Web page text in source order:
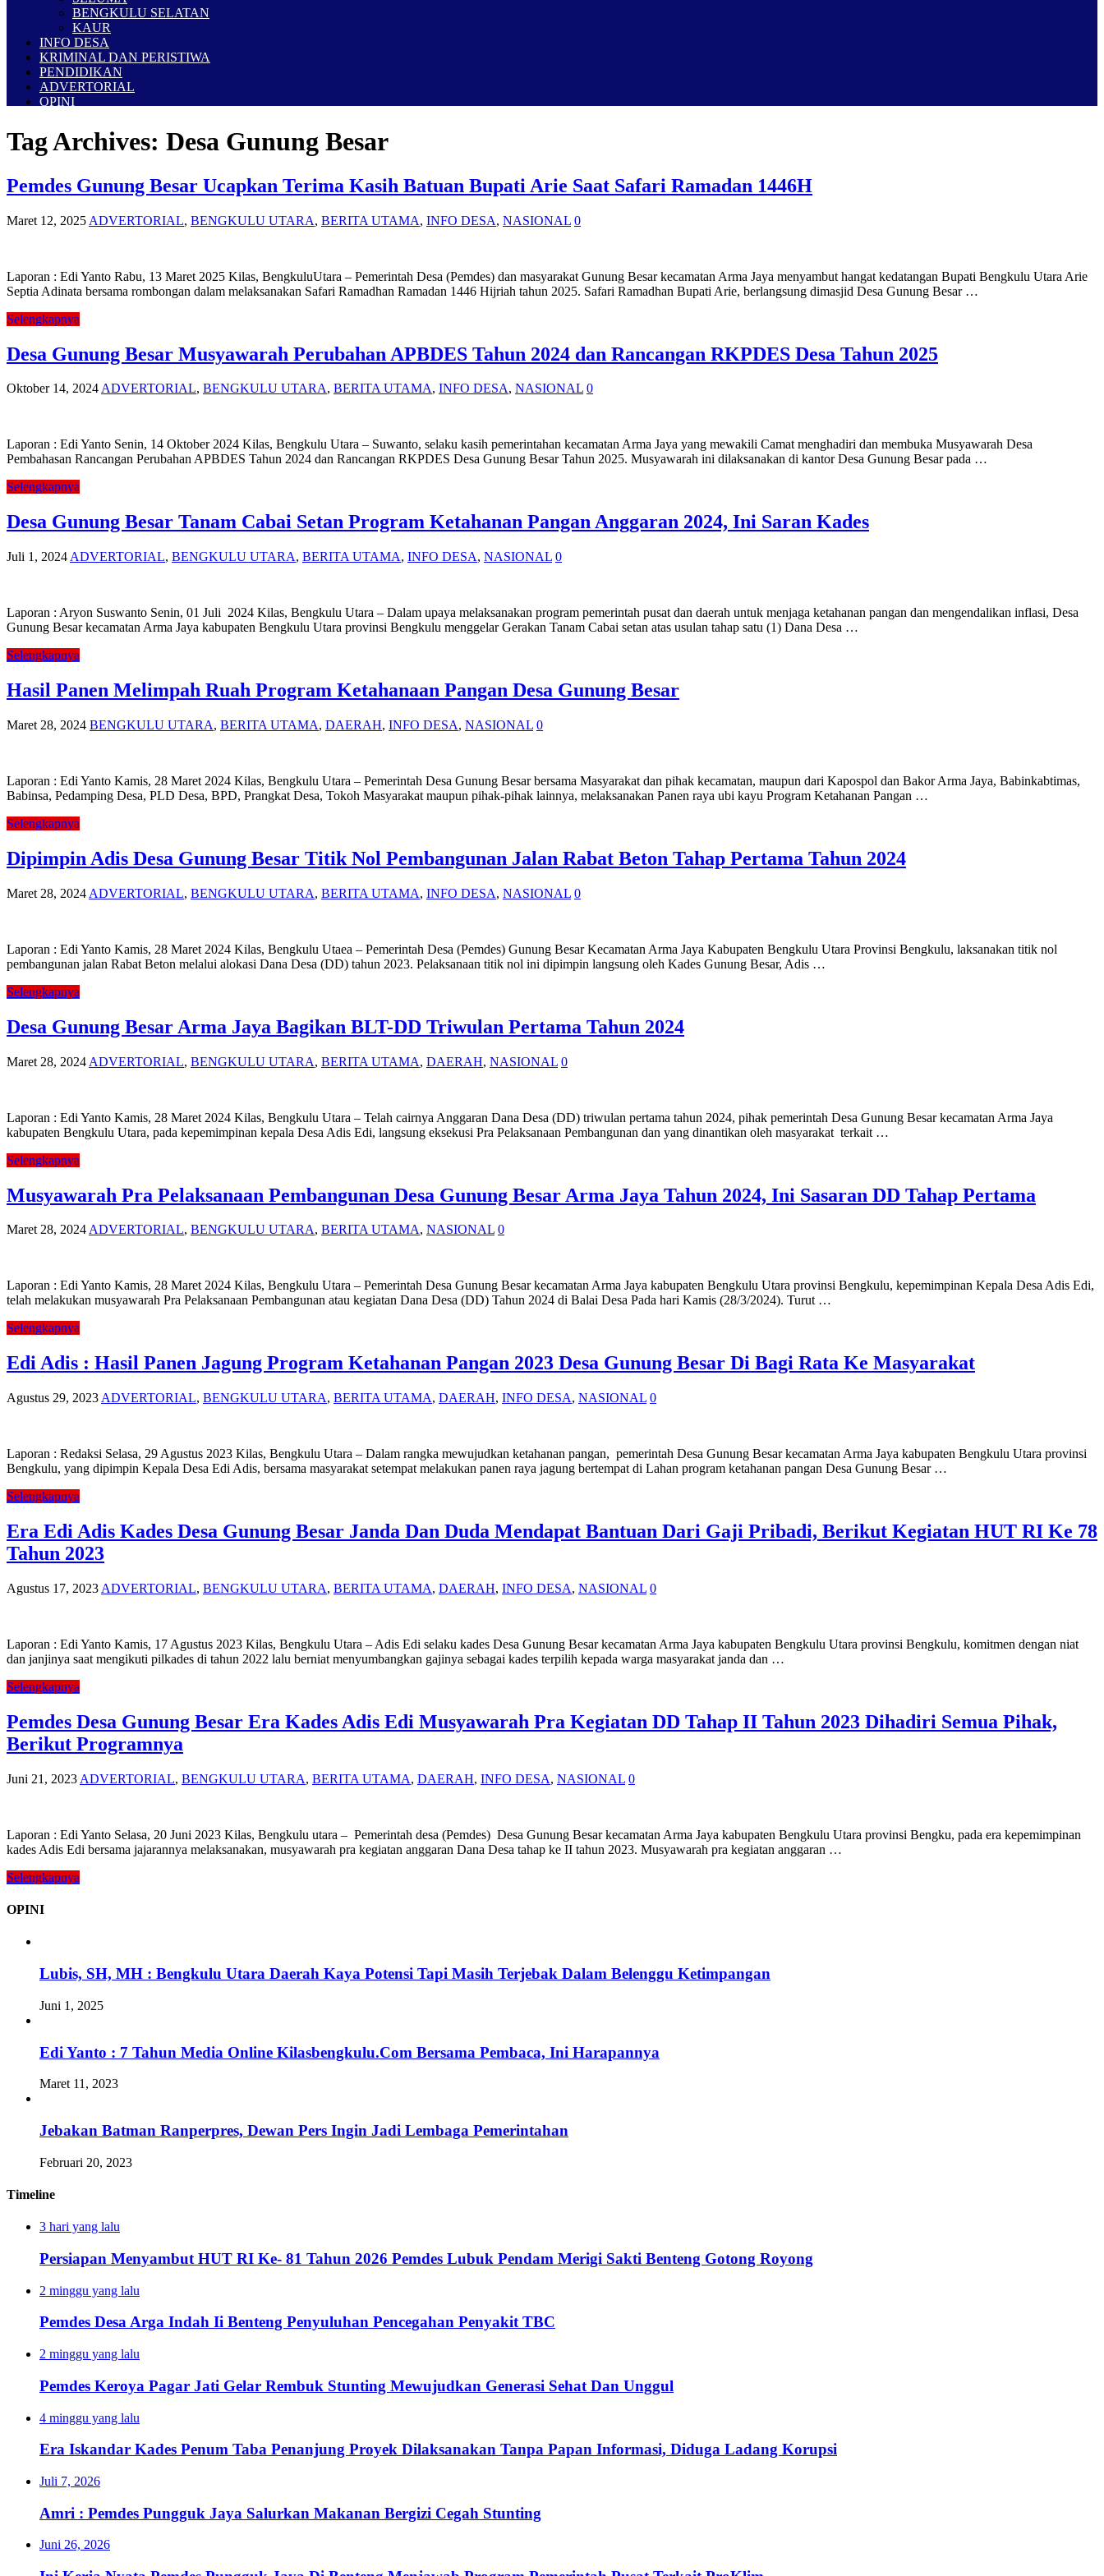
BENGKULU SELATAN
KAUR
INFO DESA
KRIMINAL DAN PERISTIWA
PENDIDIKAN
ADVERTORIAL
OPINI
Tag Archives: Desa Gunung Besar
Pemdes Gunung Besar Ucapkan Terima Kasih Batuan Bupati Arie Saat Safari Ramadan 1446H
Maret 12, 2025 ADVERTORIAL, BENGKULU UTARA, BERITA UTAMA, INFO DESA, NASIONAL 0
Laporan : Edi Yanto Rabu, 13 Maret 2025 Kilas, BengkuluUtara – Pemerintah Desa (Pemdes) dan masyarakat Gunung Besar kecamatan Arma Jaya menyambut hangat kedatangan Bupati Bengkulu Utara Arie
Septia Adinata bersama rombongan dalam melaksanakan Safari Ramadhan Ramadan 1446 Hijriah tahun 2025. Safari Ramadhan Bupati Arie, berlangsung dimasjid Desa Gunung Besar …
Selengkapnya
Desa Gunung Besar Musyawarah Perubahan APBDES Tahun 2024 dan Rancangan RKPDES Desa Tahun 2025
Oktober 14, 2024ADVERTORIAL, BENGKULU UTARA, BERITA UTAMA, INFO DESA, NASIONAL 0
Laporan : Edi Yanto Senin, 14 Oktober 2024 Kilas, Bengkulu Utara – Suwanto, selaku kasih pemerintahan kecamatan Arma Jaya yang mewakili Camat menghadiri dan membuka Musyawarah Desa
Pembahasan Rancangan Perubahan APBDES Tahun 2024 dan Rancangan RKPDES Desa Gunung Besar Tahun 2025. Musyawarah ini dilaksanakan di kantor Desa Gunung Besar pada …
Selengkapnya
Desa Gunung Besar Tanam Cabai Setan Program Ketahanan Pangan Anggaran 2024, Ini Saran Kades
Juli 1, 2024 ADVERTORIAL, BENGKULU UTARA, BERITA UTAMA, INFO DESA, NASIONAL 0
Laporan : Aryon Suswanto Senin, 01 Juli 2024 Kilas, Bengkulu Utara – Dalam upaya melaksanakan program pemerintah pusat dan daerah untuk menjaga ketahanan pangan dan mengendalikan inflasi, Desa
Gunung Besar kecamatan Arma Jaya kabupaten Bengkulu Utara provinsi Bengkulu menggelar Gerakan Tanam Cabai setan atas usulan tahap satu (1) Dana Desa …
Selengkapnya
Hasil Panen Melimpah Ruah Program Ketahanaan Pangan Desa Gunung Besar
Maret 28, 2024 BENGKULU UTARA, BERITA UTAMA, DAERAH, INFO DESA, NASIONAL 0
Laporan : Edi Yanto Kamis, 28 Maret 2024 Kilas, Bengkulu Utara – Pemerintah Desa Gunung Besar bersama Masyarakat dan pihak kecamatan, maupun dari Kapospol dan Bakor Arma Jaya, Babinkabtimas,
Babinsa, Pedamping Desa, PLD Desa, BPD, Prangkat Desa, Tokoh Masyarakat maupun pihak-pihak lainnya, melaksanakan Panen raya ubi kayu Program Ketahanan Pangan …
Selengkapnya
Dipimpin Adis Desa Gunung Besar Titik Nol Pembangunan Jalan Rabat Beton Tahap Pertama Tahun 2024
Maret 28, 2024 ADVERTORIAL, BENGKULU UTARA, BERITA UTAMA, INFO DESA, NASIONAL 0
Laporan : Edi Yanto Kamis, 28 Maret 2024 Kilas, Bengkulu Utaea – Pemerintah Desa (Pemdes) Gunung Besar Kecamatan Arma Jaya Kabupaten Bengkulu Utara Provinsi Bengkulu, laksanakan titik nol
pembangunan jalan Rabat Beton melalui alokasi Dana Desa (DD) tahun 2023. Pelaksanaan titik nol ini dipimpin langsung oleh Kades Gunung Besar, Adis …
Selengkapnya
Desa Gunung Besar Arma Jaya Bagikan BLT-DD Triwulan Pertama Tahun 2024
Maret 28, 2024 ADVERTORIAL, BENGKULU UTARA, BERITA UTAMA, DAERAH, NASIONAL 0
Laporan : Edi Yanto Kamis, 28 Maret 2024 Kilas, Bengkulu Utara – Telah cairnya Anggaran Dana Desa (DD) triwulan pertama tahun 2024, pihak pemerintah Desa Gunung Besar kecamatan Arma Jaya
kabupaten Bengkulu Utara, pada kepemimpinan kepala Desa Adis Edi, langsung eksekusi Pra Pelaksanaan Pembangunan dan yang dinantikan oleh masyarakat terkait …
Selengkapnya
Musyawarah Pra Pelaksanaan Pembangunan Desa Gunung Besar Arma Jaya Tahun 2024, Ini Sasaran DD Tahap Pertama
Maret 28, 2024ADVERTORIAL, BENGKULU UTARA, BERITA UTAMA, NASIONAL 0
Laporan : Edi Yanto Kamis, 28 Maret 2024 Kilas, Bengkulu Utara – Pemerintah Desa Gunung Besar kecamatan Arma Jaya kabupaten Bengkulu Utara provinsi Bengkulu, kepemimpinan Kepala Desa Adis Edi,
telah melakukan musyawarah Pra Pelaksanaan Pembangunan atau kegiatan Dana Desa (DD) Tahun 2024 di Balai Desa Pada hari Kamis (28/3/2024). Turut …
Selengkapnya
Edi Adis : Hasil Panen Jagung Program Ketahanan Pangan 2023 Desa Gunung Besar Di Bagi Rata Ke Masyarakat
Agustus 29, 2023 ADVERTORIAL, BENGKULU UTARA, BERITA UTAMA, DAERAH, INFO DESA, NASIONAL 0
Laporan : Redaksi Selasa, 29 Agustus 2023 Kilas, Bengkulu Utara – Dalam rangka mewujudkan ketahanan pangan, pemerintah Desa Gunung Besar kecamatan Arma Jaya kabupaten Bengkulu Utara provinsi
Bengkulu, yang dipimpin Kepala Desa Edi Adis, bersama masyarakat setempat melakukan panen raya jagung bertempat di Lahan program ketahanan pangan Desa Gunung Besar …
Selengkapnya
Era Edi Adis Kades Desa Gunung Besar Janda Dan Duda Mendapat Bantuan Dari Gaji Pribadi, Berikut Kegiatan HUT RI Ke 78
Tahun 2023
Agustus 17, 2023 ADVERTORIAL, BENGKULU UTARA, BERITA UTAMA, DAERAH, INFO DESA, NASIONAL 0
Laporan : Edi Yanto Kamis, 17 Agustus 2023 Kilas, Bengkulu Utara – Adis Edi selaku kades Desa Gunung Besar kecamatan Arma Jaya kabupaten Bengkulu Utara provinsi Bengkulu, komitmen dengan niat
dan janjinya saat mengikuti pilkades di tahun 2022 lalu berniat menyumbangkan gajinya sebagai kades terpilih kepada warga masyarakat janda dan …
Selengkapnya
Pemdes Desa Gunung Besar Era Kades Adis Edi Musyawarah Pra Kegiatan DD Tahap II Tahun 2023 Dihadiri Semua Pihak,
Berikut Programnya
Juni 21, 2023 ADVERTORIAL, BENGKULU UTARA, BERITA UTAMA, DAERAH, INFO DESA, NASIONAL 0
Laporan : Edi Yanto Selasa, 20 Juni 2023 Kilas, Bengkulu utara – Pemerintah desa (Pemdes) Desa Gunung Besar kecamatan Arma Jaya kabupaten Bengkulu Utara provinsi Bengku, pada era kepemimpinan
kades Adis Edi bersama jajarannya melaksanakan, musyawarah pra kegiatan anggaran Dana Desa tahap ke II tahun 2023. Musyawarah pra kegiatan anggaran …
Selengkapnya
OPINI
Lubis, SH, MH : Bengkulu Utara Daerah Kaya Potensi Tapi Masih Terjebak Dalam Belenggu Ketimpangan
Juni 1, 2025
Edi Yanto : 7 Tahun Media Online Kilasbengkulu.Com Bersama Pembaca, Ini Harapannya
Maret 11, 2023
Jebakan Batman Ranperpres, Dewan Pers Ingin Jadi Lembaga Pemerintahan
Februari 20, 2023
Timeline
3 hari yang lalu
Persiapan Menyambut HUT RI Ke- 81 Tahun 2026 Pemdes Lubuk Pendam Merigi Sakti Benteng Gotong Royong
2 minggu yang lalu
Pemdes Desa Arga Indah Ii Benteng Penyuluhan Pencegahan Penyakit TBC
2 minggu yang lalu
Pemdes Keroya Pagar Jati Gelar Rembuk Stunting Mewujudkan Generasi Sehat Dan Unggul
4 minggu yang lalu
Era Iskandar Kades Penum Taba Penanjung Proyek Dilaksanakan Tanpa Papan Informasi, Diduga Ladang Korupsi
Juli 7, 2026
Amri : Pemdes Pungguk Jaya Salurkan Makanan Bergizi Cegah Stunting
Juni 26, 2026